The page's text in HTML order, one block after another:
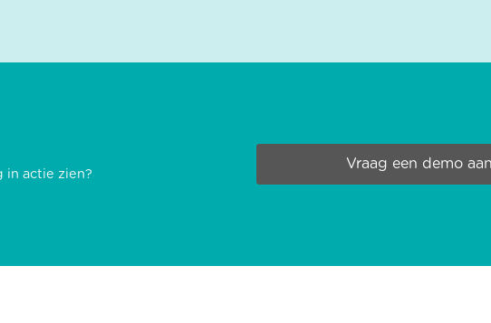
in actie zien?
Vraag een demo aan